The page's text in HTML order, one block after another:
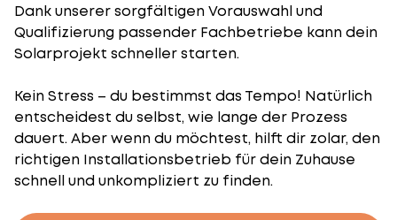
Dank unserer sorgfältigen Vorauswahl und
Qualifizierung passender Fachbetriebe kann dein
Solarprojekt schneller starten.
Kein Stress – du bestimmst das Tempo! Natürlich
entscheidest du selbst, wie lange der Prozess
dauert. Aber wenn du möchtest, hilft dir zolar, den
richtigen Installationsbetrieb für dein Zuhause
schnell und unkompliziert zu finden.